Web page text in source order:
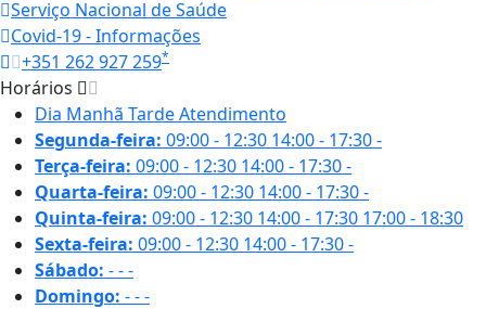
Serviço Nacional de Saúde
Covid-19 - Informações
+351 262 927 259*
Horários
Dia Manhã TardeAtendimento
Segunda-feira: 09:00 - 12:30 14:00 - 17:30-
Terça-feira: 09:00 - 12:30 14:00 - 17:30-
Quarta-feira: 09:00 - 12:30 14:00 - 17:30-
Quinta-feira: 09:00 - 12:30 14:00 - 17:30 17:00 - 18:30
Sexta-feira: 09:00 - 12:30 14:00 - 17:30-
Sábado: ---
Domingo: ---